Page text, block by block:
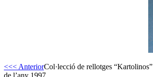
<<< AnteriorCol·lecció de rellotges “Kartolinos”
de l’any 1997